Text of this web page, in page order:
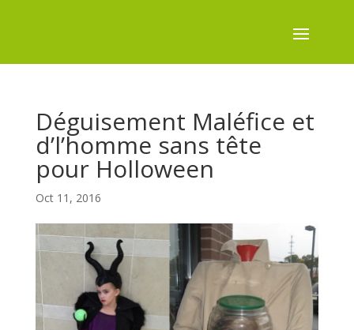
Déguisement Maléfice et
d’l’homme sans tête
pour Holloween
Oct 11, 2016